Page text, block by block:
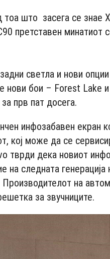
што засега се знае
претставен минатиот
светла и нови опции
нови бои – Forest Lake
прв пат досега.
инфозабавен екран
кој може да се
тврди дека новиот
на следната
на
за звучниците.